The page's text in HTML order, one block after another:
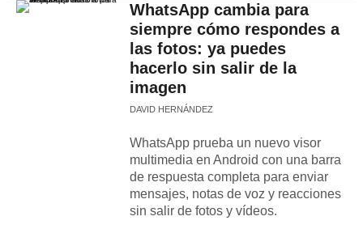
WhatsApp cambia para
siempre cómo respondes a
las fotos: ya puedes
hacerlo sin salir de la
imagen
DAVID HERNÁNDEZ
WhatsApp prueba un nuevo visor
multimedia en Android con una barra
de respuesta completa para enviar
mensajes, notas de voz y reacciones
sin salir de fotos y vídeos.